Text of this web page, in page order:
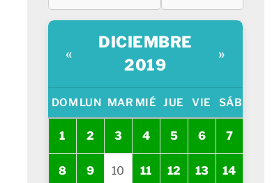
«
DICIEMBRE
2019
»
DOM LUN MAR MIÉ JUE VIE SÁB
1 2 3 4 5 6 7
8 9 10 11 12 13 14